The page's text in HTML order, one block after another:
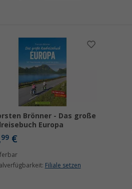
Brönner - Das große
Europa
99 €
Filiale setzen